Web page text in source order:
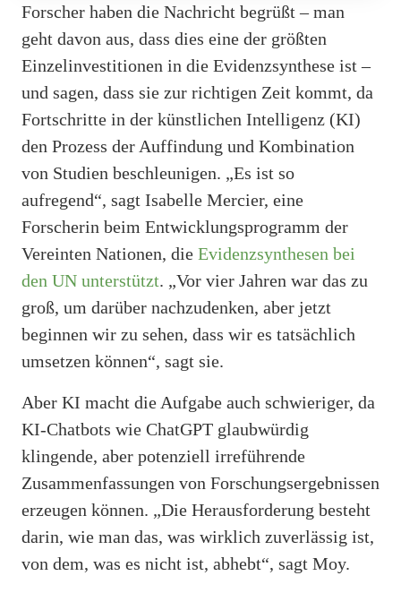
Forscher haben die Nachricht begrüßt – man
geht davon aus, dass dies eine der größten
Einzelinvestitionen in die Evidenzsynthese ist –
und sagen, dass sie zur richtigen Zeit kommt, da
Fortschritte in der künstlichen Intelligenz (KI)
den Prozess der Auffindung und Kombination
von Studien beschleunigen. „Es ist so
aufregend“, sagt Isabelle Mercier, eine
Forscherin beim Entwicklungsprogramm der
Vereinten Nationen, die Evidenzsynthesen bei
den UN unterstützt. „Vor vier Jahren war das zu
groß, um darüber nachzudenken, aber jetzt
beginnen wir zu sehen, dass wir es tatsächlich
umsetzen können“, sagt sie.
Aber KI macht die Aufgabe auch schwieriger, da
KI-Chatbots wie ChatGPT glaubwürdig
klingende, aber potenziell irreführende
Zusammenfassungen von Forschungsergebnissen
erzeugen können. „Die Herausforderung besteht
darin, wie man das, was wirklich zuverlässig ist,
von dem, was es nicht ist, abhebt“, sagt Moy.